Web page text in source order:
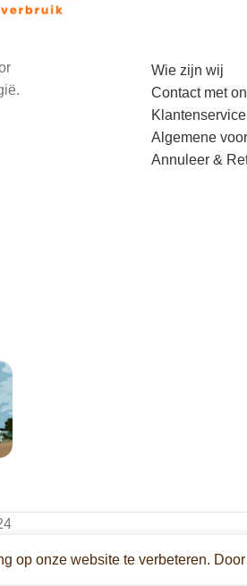
Wie zijn wij
Contact met
Klantenservice
Algemene
Annuleer &
op onze website te verbeteren.